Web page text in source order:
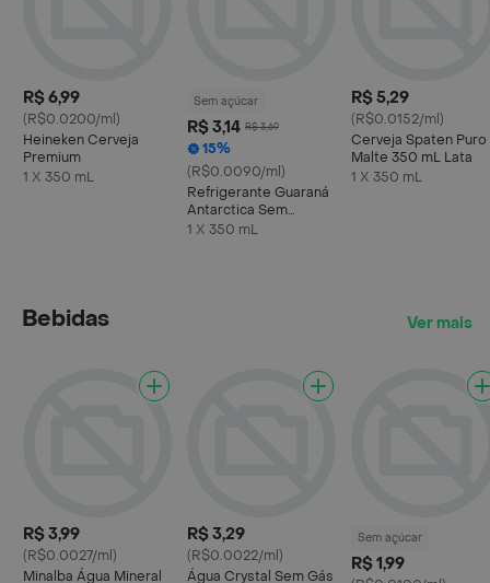
R$ 6,99
(R$0.0200/ml)
Heineken Cerveja
Premium
1 X 350 mL
Sem açúcar
R$ 3,14 R$ 3,69
15%
(R$0.0090/ml)
Refrigerante Guaraná
Antarctica Sem
Açúcar 350 mL Lata
1 X 350 mL
R$ 5,29
(R$0.0152/ml)
Cerveja Spaten Puro
Malte 350 mL Lata
1 X 350 mL
Bebidas Ver mais
R$ 3,99
(R$0.0027/ml)
Minalba Água Mineral
R$ 3,29
(R$0.0022/ml)
Água Crystal Sem Gás
Sem açúcar
R$ 1,99